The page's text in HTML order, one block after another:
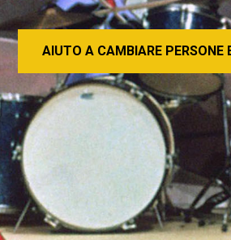
AIUTO A CAMBIARE PERSONE